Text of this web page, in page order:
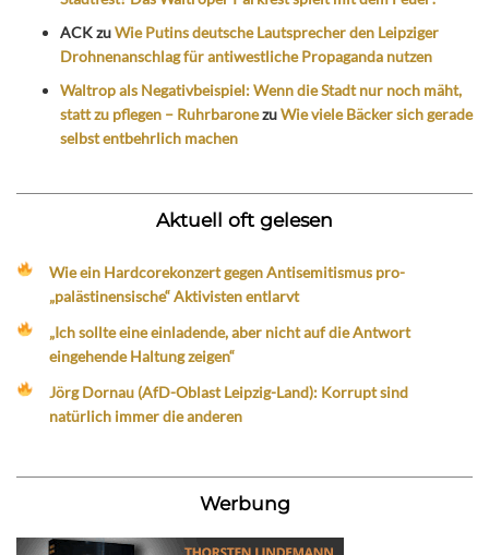
ACKzuWie Putins deutsche Lautsprecher den Leipziger
Drohnenanschlag für antiwestliche Propaganda nutzen
Waltrop als Negativbeispiel: Wenn die Stadt nur noch mäht,
statt zu pflegen – RuhrbaronezuWie viele Bäcker sich gerade
selbst entbehrlich machen
Aktuell oft gelesen
Wie ein Hardcorekonzert gegen Antisemitismus pro-
„palästinensische“ Aktivisten entlarvt
„Ich sollte eine einladende, aber nicht auf die Antwort
eingehende Haltung zeigen“
Jörg Dornau (AfD-Oblast Leipzig-Land): Korrupt sind
natürlich immer die anderen
Werbung